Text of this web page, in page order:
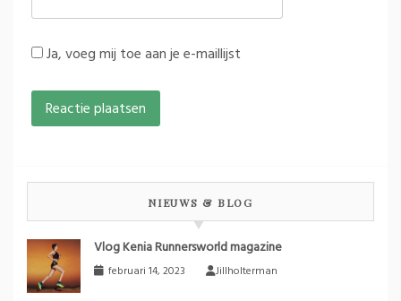
Ja, voeg mij toe aan je e-maillijst
NIEUWS & BLOG
Vlog Kenia Runnersworld magazine
februari 14, 2023 Jillholterman